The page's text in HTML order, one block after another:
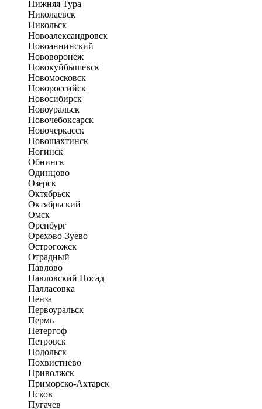
Нижняя Тура
Николаевск
Никольск
Новоалександровск
Новоаннинский
Нововоронеж
Новокуйбышевск
Новомосковск
Новороссийск
Новосибирск
Новоуральск
Новочебоксарск
Новочеркасск
Новошахтинск
Ногинск
Обнинск
Одинцово
Озерск
Октябрьск
Октябрьский
Омск
Оренбург
Орехово-Зуево
Острогожск
Отрадный
Павлово
Павловский Посад
Палласовка
Пенза
Первоуральск
Пермь
Петергоф
Петровск
Подольск
Похвистнево
Приволжск
Приморско-Ахтарск
Псков
Пугачев